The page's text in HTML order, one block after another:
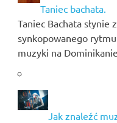
Taniec bachata.
Taniec Bachata słynie
synkopowanego
muzyki na
Jak znaleźć